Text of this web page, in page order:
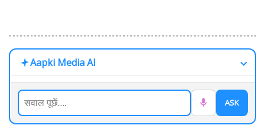
Aapki Media AI
ASK